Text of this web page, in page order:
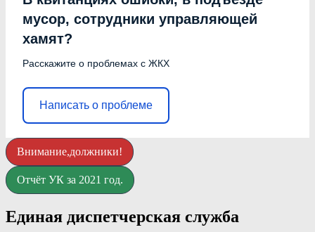
мусор, сотрудники управляющей
хамят?
Расскажите о проблемах с ЖКХ
Написать о проблеме
Внимание,должники!
Отчёт УК за 2021 год.
Единая диспетчерская служба